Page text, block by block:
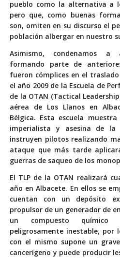
pueblo como la alternativa a
pero que, como buenas
son, omiten en su discurso el
población albergar en nuestro
Asimismo, condenamos a
formando parte de
fueron cómplices en el
el año 2009 de la Escuela de
de la OTAN (Tactical
aérea de Los Llanos en
Bélgica. Esta escuela
imperialista y asesina de la
instruyen pilotos realizando
ataque que más tarde
guerras de saqueo de los
El TLP de la OTAN realizará
año en Albacete. En ellos se
cuentan con un depósito
propulsor de un generador de
un compuesto
peligrosamente inestable, por
con el mismo supone un
cancerígeno y puede producir